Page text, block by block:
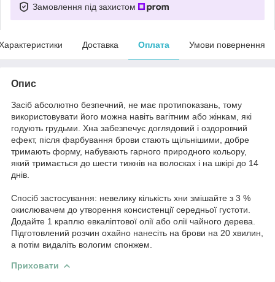
Замовлення під захистом
Доставка Оплата Умови повернення
Опис
Засіб абсолютно безпечний, не має протипоказань, тому
використовувати його можна навіть вагітним або жінкам, які
годують грудьми. Хна забезпечує доглядовий і оздоровчий
ефект, після фарбування брови стають щільнішими, добре
тримають форму, набувають гарного природного кольору,
який тримається до шести тижнів на волосках і на шкірі до 14
днів.
Спосіб застосування: невелику кількість хни змішайте з 3 %
окислювачем до утворення консистенції середньої густоти.
Додайте 1 краплю евкаліптової олії або олії чайного дерева.
Підготовлений розчин охайно нанесіть на брови на 20 хвилин,
а потім видаліть вологим спонжем.
Приховати